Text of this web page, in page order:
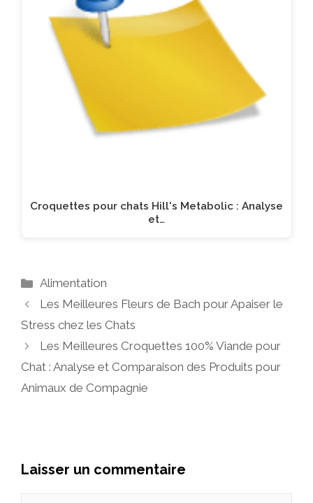
Croquettes pour chats Hill's Metabolic : Analyse
et…
Catégories
Alimentation
Les Meilleures Fleurs de Bach pour Apaiser le
Stress chez les Chats
Les Meilleures Croquettes 100% Viande pour
Chat : Analyse et Comparaison des Produits pour
Animaux de Compagnie
Laisser un commentaire